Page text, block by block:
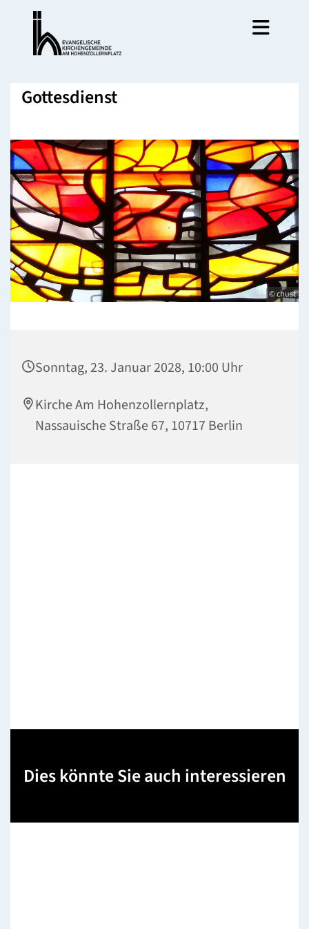
Gottesdienst
© chust
Sonntag, 23. Januar 2028, 10:00 Uhr
Kirche Am Hohenzollernplatz,
Nassauische Straße 67, 10717 Berlin
Dies könnte Sie auch interessieren